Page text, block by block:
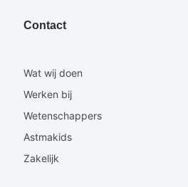
Contact
Wat wij doen
Werken bij
Wetenschappers
Astmakids
Zakelijk